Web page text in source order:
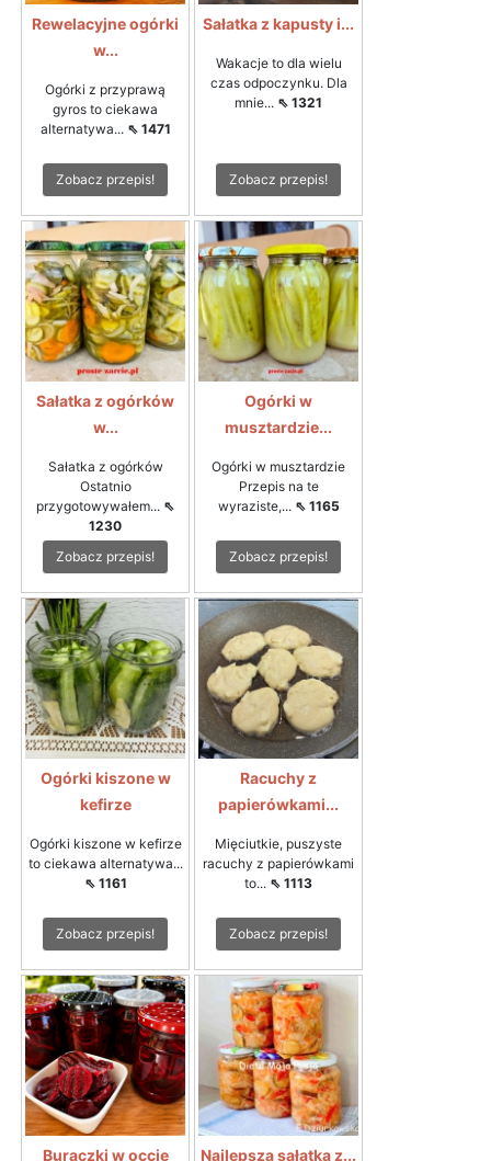
Rewelacyjne ogórki
w...
Ogórki z przyprawą
gyros to ciekawa
alternatywa... ⇖ 1471
Zobacz przepis!
Sałatka z kapusty i...
Wakacje to dla wielu
czas odpoczynku. Dla
mnie... ⇖ 1321
Zobacz przepis!
Sałatka z ogórków
w...
Sałatka z ogórków
Ostatnio
przygotowywałem... ⇖
1230
Zobacz przepis!
Ogórki w
musztardzie...
Ogórki w musztardzie
Przepis na te
wyraziste,... ⇖ 1165
Zobacz przepis!
Ogórki kiszone w
kefirze
Ogórki kiszone w kefirze
to ciekawa alternatywa...
⇖ 1161
Zobacz przepis!
Racuchy z
papierówkami...
Mięciutkie, puszyste
racuchy z papierówkami
to... ⇖ 1113
Zobacz przepis!
Buraczki w occie
Najlepsza sałatka z...